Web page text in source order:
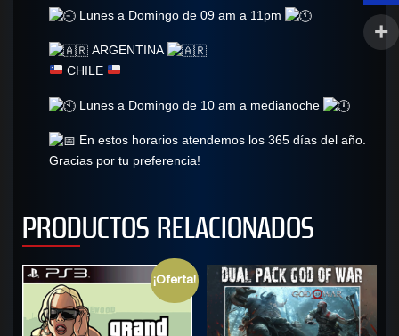
Lunes a Domingo de 09 am a 11pm
ARGENTINA
CHILE
Lunes a Domingo de 10 am a medianoche
En estos horarios atendemos los 365 días del año.
Gracias por tu preferencia!
PRODUCTOS RELACIONADOS
¡Oferta!